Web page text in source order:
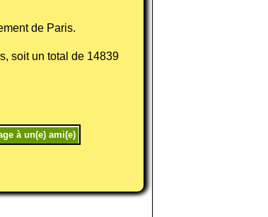
de Paris.
soit un total de 14839